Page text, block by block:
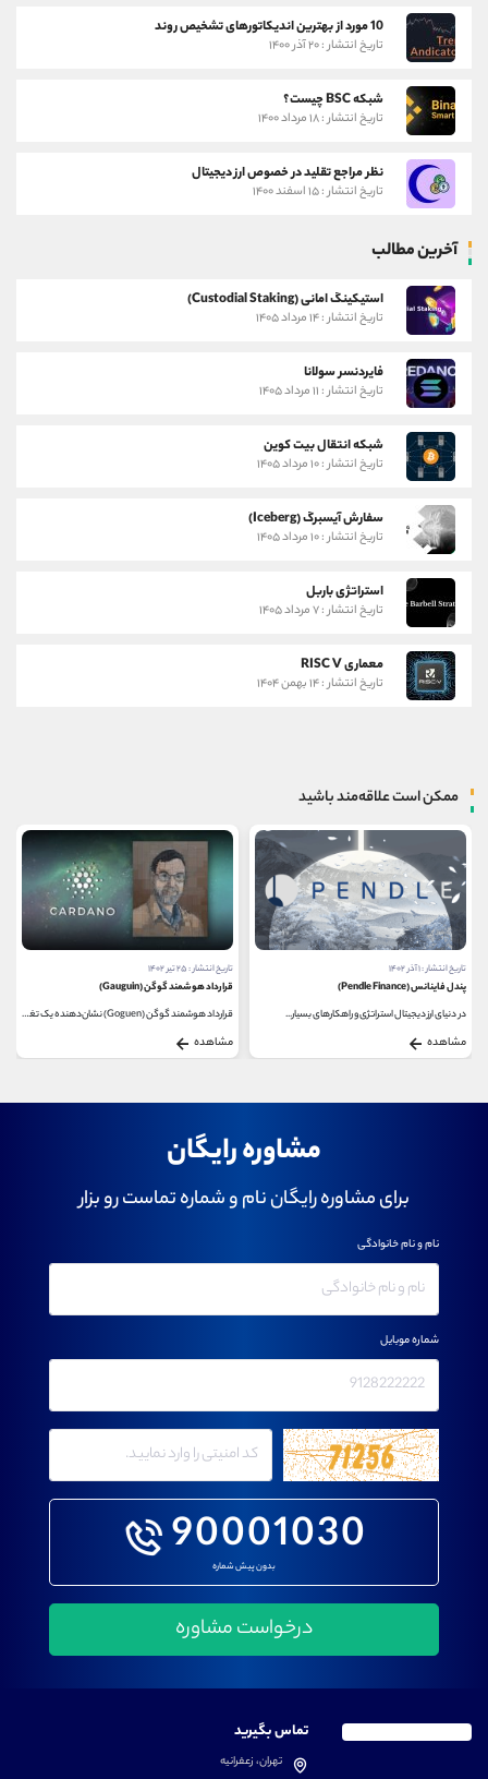
10 مورد از بهترین اندیکاتورهای تشخیص روند
تاریخ انتشار : ۲۰ آذر ۱۴۰۰
شبکه BSC چیست؟
تاریخ انتشار : ۱۸ مرداد ۱۴۰۰
نظر مراجع تقلید در خصوص ارز دیجیتال
تاریخ انتشار : ۱۵ اسفند ۱۴۰۰
آخرین مطالب
استیکینگ امانی (Custodial Staking)
تاریخ انتشار : ۱۴ مرداد ۱۴۰۵
فایردنسر سولانا
تاریخ انتشار : ۱۱ مرداد ۱۴۰۵
شبکه انتقال بیت کوین
تاریخ انتشار : ۱۰ مرداد ۱۴۰۵
سفارش آیسبرگ (Iceberg)
تاریخ انتشار : ۱۰ مرداد ۱۴۰۵
استراتژی باربل
تاریخ انتشار : ۷ مرداد ۱۴۰۵
معماری RISC V
تاریخ انتشار : ۱۴ بهمن ۱۴۰۴
ممکن است علاقه‌مند باشید
تاریخ انتشار : ۱ آذر ۱۴۰۲
پندل فاینانس (Pendle Finance)
در دنیای ارز دیجیتال استراتژی و راهکارهای بسیار...
مشاهده
تاریخ انتشار : ۲۵ تیر ۱۴۰۲
قرارداد هوشمند گوگن (Gauguin)
قرارداد هوشمند گوگن (Goguen) نشان‌دهنده یک تغییر...
مشاهده
مشاوره رایگان
برای مشاوره رایگان نام و شماره تماست رو بزار
90001030
بدون پیش شماره
نام و نام خانوادگی
شماره موبایل
تماس بگیرید
تهران، زعفرانیه